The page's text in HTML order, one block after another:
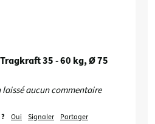
35 - 60 kg, Ø 75
aucun commentaire
Oui Signaler
Partager